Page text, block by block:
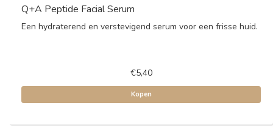
Q+A Peptide Facial Serum
Een hydraterend en verstevigend serum voor een frisse huid.
€5,40
Kopen